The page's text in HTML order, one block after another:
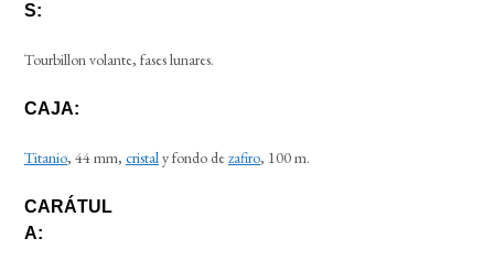
S:
Tourbillon volante, fases lunares.
CAJA:
Titanio, 44 mm, cristaly fondo dezafiro, 100 m.
CARÁTUL
A: